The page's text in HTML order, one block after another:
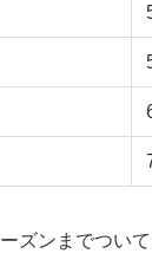
ズンまでつい